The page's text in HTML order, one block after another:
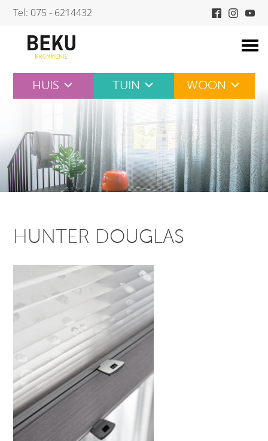
Skip
content
Tel: 075 - 6214432
HUIS TUIN WOON
HUNTER DOUGLAS